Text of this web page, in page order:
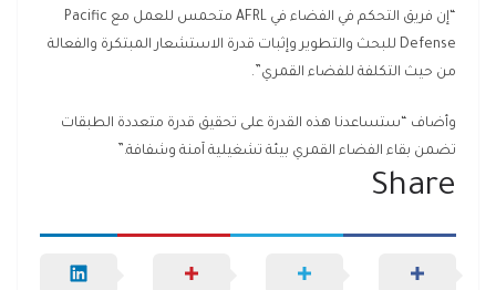
“إن فريق التحكم في الفضاء في AFRL متحمس للعمل مع Pacific
Defense للبحث والتطوير وإثبات قدرة الاستشعار المبتكرة والفعالة
من حيث التكلفة للفضاء القمري”.
وأضاف “ستساعدنا هذه القدرة على تحقيق قدرة متعددة الطبقات
تضمن بقاء الفضاء القمري بيئة تشغيلية آمنة وشفافة.”
Share